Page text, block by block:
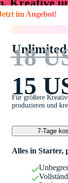
Kreative
% an Zeit
im Angebot!
Unlimited
18
15
Für größere
produzieren und
7-Tage
Alles in Starter,